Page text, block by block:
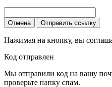
Отмена Отправить ссылку
Нажимая на кнопку, вы
Код отправлен
Мы отправили код на вашу
проверьте папку спам.